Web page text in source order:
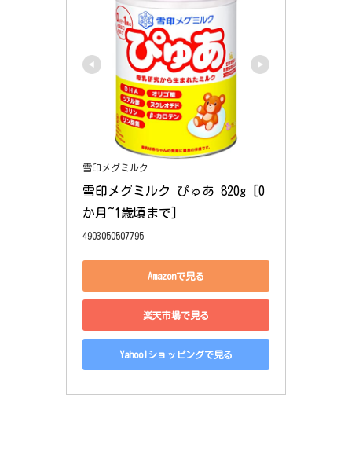
雪印メグミルク
雪印メグミルク ぴゅあ 820g [0
か月~1歳頃まで]
4903050507795
Amazonで見る
楽天市場で見る
Yahoo!ショッピングで見る